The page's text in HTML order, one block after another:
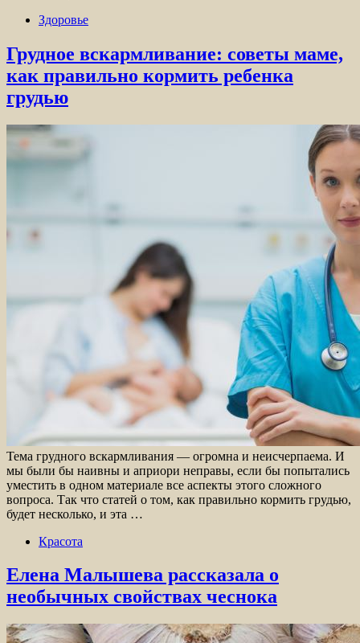
Здоровье
Грудное вскармливание: советы маме,
как правильно кормить ребенка
грудью
Тема грудного вскармливания — огромна и неисчерпаема. И
мы были бы наивны и априори неправы, если бы попытались
уместить в одном материале все аспекты этого сложного
вопроса. Так что статей о том, как правильно кормить грудью,
будет несколько, и эта …
Красота
Елена Малышева рассказала о
необычных свойствах чеснока